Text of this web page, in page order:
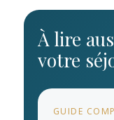
À lire
votre
GUIDE